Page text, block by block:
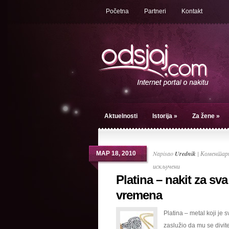
Početna Partneri Kontakt
Aktuelnosti Istorija » Za žene »
МАР 18, 2010 Napisao Urednik |
искљученина
Platina
za
sva
Platina – nakit za sva
vremena
Platina – metal koji je
zaslužio da mu se